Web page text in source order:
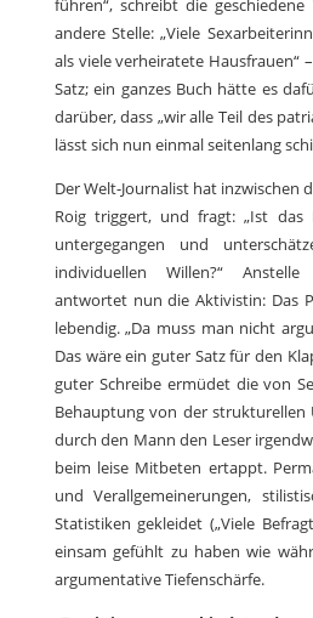
führen“, schreibt die
andere Stelle: „Viele
als viele verheiratete Hausfrauen“
Satz; ein ganzes Buch hätte es
darüber, dass „wir alle Teil des
lässt sich nun einmal seitenlang
Der Welt-Journalist hat inzwischen
Roig triggert, und fragt: „Ist das
untergegangen und
individuellen Willen?“ Anstelle
antwortet nun die Aktivistin: Das
lebendig. „Da muss man nicht
Das wäre ein guter Satz für den
guter Schreibe ermüdet die von
Behauptung von der strukturellen
durch den Mann den Leser
beim leise Mitbeten ertappt.
und Verallgemeinerungen,
Statistiken gekleidet („Viele
einsam gefühlt zu haben wie
argumentative Tiefenschärfe.